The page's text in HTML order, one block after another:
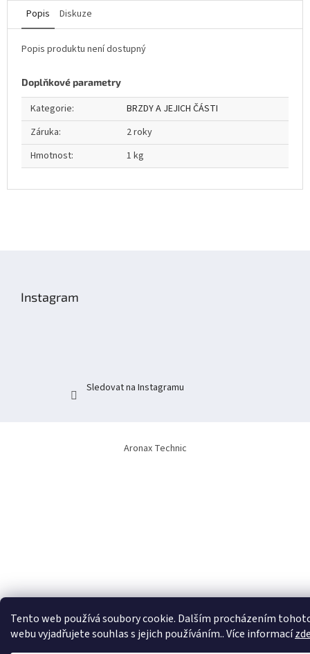
Tento web používá soubory cookie. Dalším procházením
webu vyjadřujete souhlas s jejich používáním.. Více informací
Popis Diskuze
Popis produktu není dostupný
Doplňkové parametry
Kategorie:
BRZDY A JEJICH ČÁSTI
Záruka:
2 roky
Hmotnost: 1 kg
Instagram
Sledovat na Instagramu
Aronax Technic